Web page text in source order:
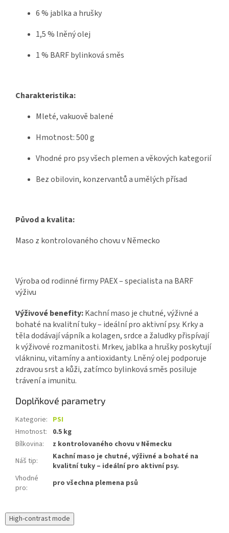
6 % jablka a hrušky
1,5 % lněný olej
1 % BARF bylinková směs
Charakteristika:
Mleté, vakuově balené
Hmotnost: 500 g
Vhodné pro psy všech plemen a věkových kategorií
Bez obilovin, konzervantů a umělých přísad
Původ a kvalita:
Maso z kontrolovaného chovu v Německo
Výroba od rodinné firmy PAEX – specialista na BARF
výživu
Výživové benefity:Kachní maso je chutné, výživné a
bohaté na kvalitní tuky – ideální pro aktivní psy. Krky a
těla dodávají vápník a kolagen, srdce a žaludky přispívají
k výživové rozmanitosti. Mrkev, jablka a hrušky poskytují
vlákninu, vitamíny a antioxidanty. Lněný olej podporuje
zdravou srst a kůži, zatímco bylinková směs posiluje
trávení a imunitu.
Doplňkové parametry
Kategorie: PSI
Hmotnost:
0.5 kg
Bílkovina:
z kontrolovaného chovu v Německu
Náš tip:
Kachní maso je chutné, výživné a bohaté na
kvalitní tuky – ideální pro aktivní psy.
Vhodné
pro: pro všechna plemena psů
High-contrast mode